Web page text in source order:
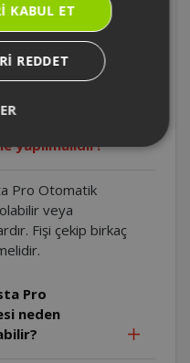
Pro
süt haznesi
Pro
yapılmalıdır?
Pro Otomatik
veya
Fişi çekip birkaç
Pro
KABUL ET
REDDET